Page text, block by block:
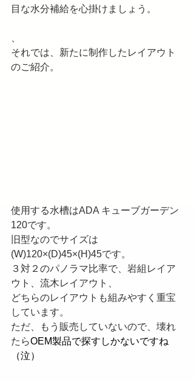
目な水分補給を心掛けましょう。
それでは、新たに制作したレイアウト
のご紹介。
使用する水槽はADA キューブガーデン
120です。
旧型なのでサイズは
(W)120×(D)45×(H)45です。
３対２のパノラマ比率で、岩組レイア
ウト、流木レイアウト、
どちらのレイアウトも組みやすく重宝
しています。
ただ、もう販売していないので、壊れ
たらOEM製品で探すしかないですね
（泣）